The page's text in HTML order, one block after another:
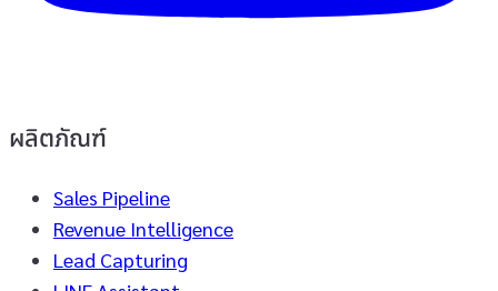
ผลิตภัณฑ์
Sales Pipeline
Revenue Intelligence
Lead Capturing